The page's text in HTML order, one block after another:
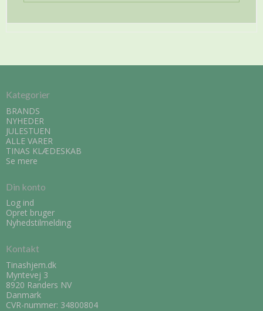
Kategorier
BRANDS
NYHEDER
JULESTUEN
ALLE VARER
TINAS KLÆDESKAB
Se mere
Din konto
Log ind
Opret bruger
Nyhedstilmelding
Kontakt
Tinashjem.dk
Myntevej 3
8920 Randers NV
Danmark
CVR-nummer: 34800804